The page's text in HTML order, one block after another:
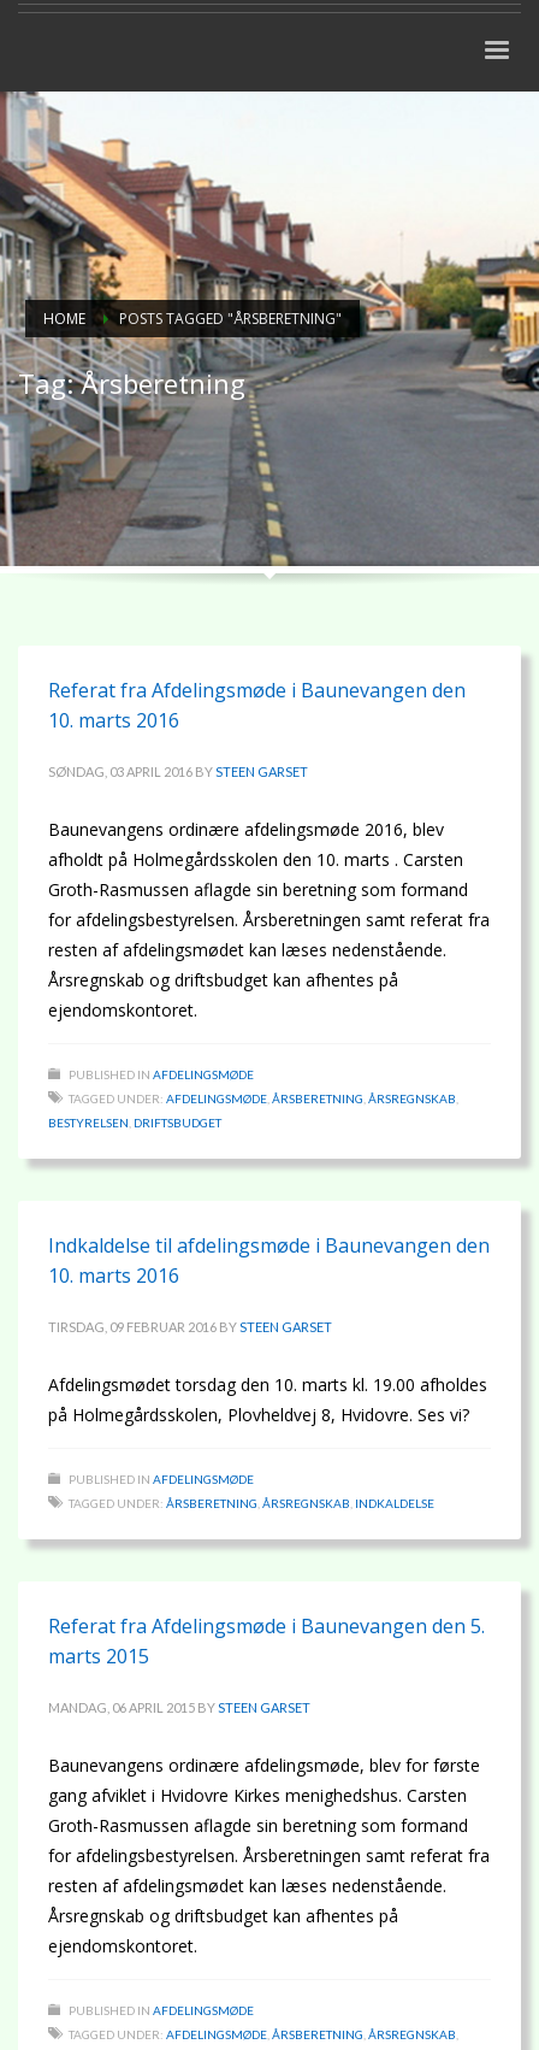
HOME POSTS TAGGED "ÅRSBERETNING"
Tag: Årsberetning
Referat fra Afdelingsmøde i Baunevangen den
10. marts 2016
SØNDAG, 03 APRIL 2016 BYSTEEN GARSET
Baunevangens ordinære afdelingsmøde 2016, blev
afholdt på Holmegårdsskolen den 10. marts . Carsten
Groth-Rasmussen aflagde sin beretning som formand
for afdelingsbestyrelsen. Årsberetningen samt referat fra
resten af afdelingsmødet kan læses nedenstående.
Årsregnskab og driftsbudget kan afhentes på
ejendomskontoret.
PUBLISHED IN AFDELINGSMØDE
TAGGED UNDER: AFDELINGSMØDE ÅRSBERETNING ÅRSREGNSKAB
BESTYRELSEN DRIFTSBUDGET
Indkaldelse til afdelingsmøde i Baunevangen den
10. marts 2016
TIRSDAG, 09 FEBRUAR 2016 BYSTEEN GARSET
Afdelingsmødet torsdag den 10. marts kl. 19.00 afholdes
på Holmegårdsskolen, Plovheldvej 8, Hvidovre. Ses vi?
PUBLISHED IN AFDELINGSMØDE
TAGGED UNDER: ÅRSBERETNING ÅRSREGNSKAB INDKALDELSE
Referat fra Afdelingsmøde i Baunevangen den 5.
marts 2015
MANDAG, 06 APRIL 2015 BYSTEEN GARSET
Baunevangens ordinære afdelingsmøde, blev for første
gang afviklet i Hvidovre Kirkes menighedshus. Carsten
Groth-Rasmussen aflagde sin beretning som formand
for afdelingsbestyrelsen. Årsberetningen samt referat fra
resten af afdelingsmødet kan læses nedenstående.
Årsregnskab og driftsbudget kan afhentes på
ejendomskontoret.
PUBLISHED IN AFDELINGSMØDE
TAGGED UNDER: AFDELINGSMØDE ÅRSBERETNING ÅRSREGNSKAB